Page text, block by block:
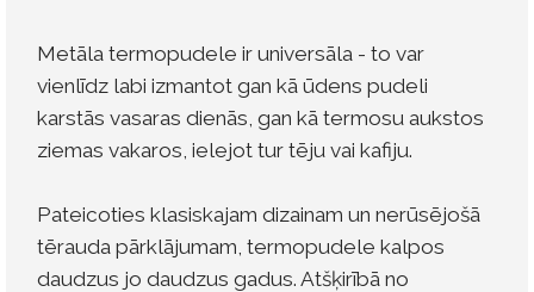
Metāla termopudele ir universāla - to var
vienlīdz labi izmantot gan kā ūdens pudeli
karstās vasaras dienās, gan kā termosu aukstos
ziemas vakaros, ielejot tur tēju vai kafiju.
Pateicoties klasiskajam dizainam un nerūsējošā
tērauda pārklājumam, termopudele kalpos
daudzus jo daudzus gadus. Atšķirībā no